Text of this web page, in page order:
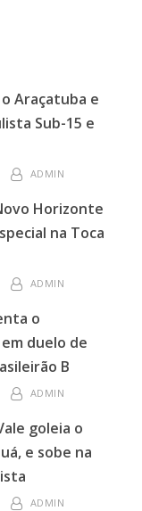
Araçatuba e
Sub-15 e
ADMIN
Horizonte
na Toca
ADMIN
o
duelo de
B
ADMIN
goleia o
e sobe na
ADMIN